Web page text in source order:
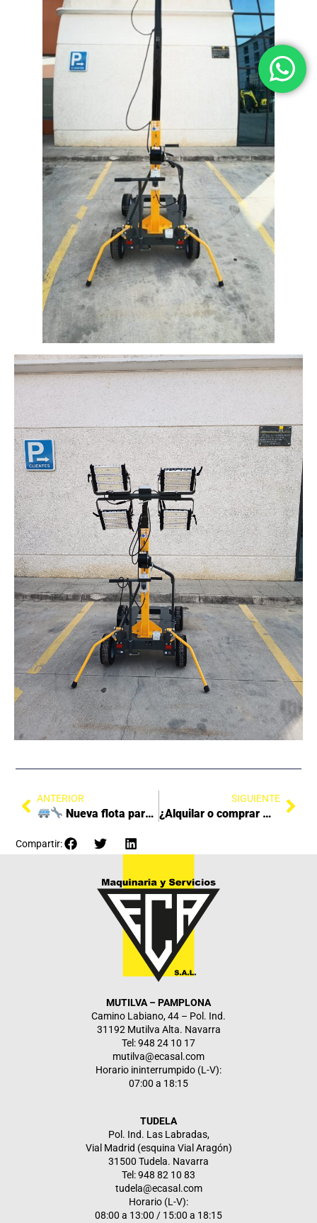
ANTERIOR
Nueva flota para reparto y servicio técnico
SIGUIENTE
¿Alquilar o comprar maquinaria? La respuesta no siempre es obvia.
Compartir:
MUTILVA – PAMPLONA
Camino Labiano, 44 – Pol. Ind.
31192 Mutilva Alta. Navarra
Tel: 948 24 10 17
mutilva@ecasal.com
Horario ininterrumpido (L-V):
07:00 a 18:15
TUDELA
Pol. Ind. Las Labradas,
Vial Madrid (esquina Vial Aragón)
31500 Tudela. Navarra
Tel: 948 82 10 83
tudela@ecasal.com
Horario (L-V):
08:00 a 13:00 / 15:00 a 18:15